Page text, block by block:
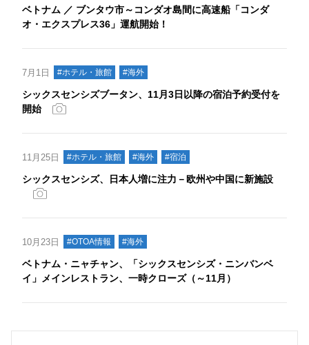
ベトナム ／ ブンタウ市～コンダオ島間に高速船「コンダ
オ・エクスプレス36」運航開始！
7月1日 #ホテル・旅館 #海外
シックスセンシズブータン、11月3日以降の宿泊予約受付を
開始
11月25日 #ホテル・旅館 #海外 #宿泊
シックスセンシズ、日本人増に注力－欧州や中国に新施設
10月23日 #OTOA情報 #海外
ベトナム・ニャチャン、「シックスセンシズ・ニンバンベ
イ」メインレストラン、一時クローズ（～11月）